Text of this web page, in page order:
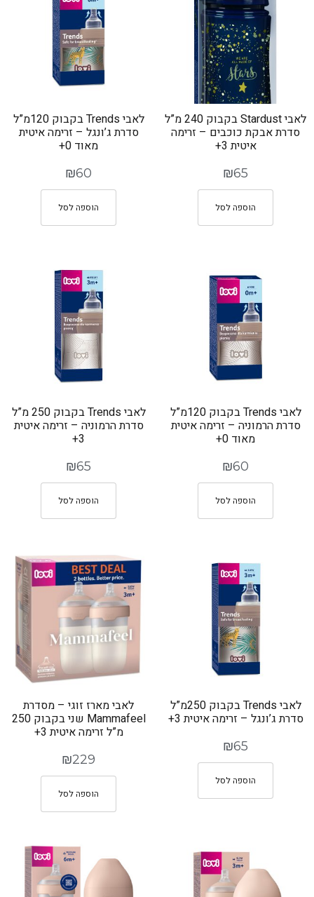
לאבי Stardust בקבוק 240 מ”ל
סדרת אבקת כוכבים – זרימה
איטית 3+
₪65
הוספה לסל
לאבי Trends בקבוק 120מ”ל
סדרת ג’ונגל – זרימה איטית
מאוד 0+
₪60
הוספה לסל
לאבי Trends בקבוק 120מ”ל
סדרת הרמוניה – זרימה איטית
מאוד 0+
₪60
הוספה לסל
לאבי Trends בקבוק 250 מ”ל
סדרת הרמוניה – זרימה איטית
3+
₪65
הוספה לסל
לאבי Trends בקבוק 250מ”ל
סדרת ג’ונגל – זרימה איטית 3+
₪65
הוספה לסל
לאבי מארז זוגי – מסדרת
Mammafeel שני בקבוק 250
מ”ל זרימה איטית 3+
₪229
הוספה לסל